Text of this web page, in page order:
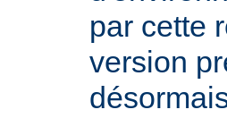
par cette
version